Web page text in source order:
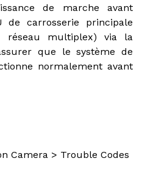
de marche avant
de carrosserie principale
réseau multiplex) via la
que le système de
normalement avant
Camera > Trouble Codes